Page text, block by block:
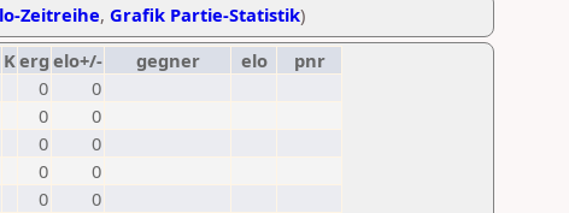
Zeitreihe, Grafik Partie-Statistik)
Kerg elo+/- gegner elo
pnr
0
0
0
0
0
0
0
0
0
0